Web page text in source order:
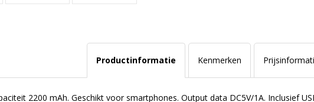
Productinformatie Kenmerken
2200 mAh. Geschikt voor smartphones. Output data DC5V/1A. Inclusief